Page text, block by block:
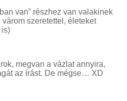
van” részhez van valakinek
szeretettel, életeket
is)
megvan a vázlat annyira,
az írást. De mégse… XD